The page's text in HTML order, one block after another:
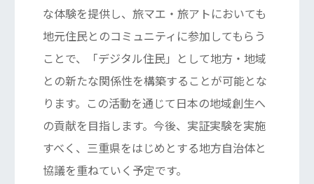
な体験を提供し、旅マエ・旅アトにおいても
地元住⺠とのコミュニティに参加してもらう
ことで、「デジタル住⺠」として地⽅・地域
との新たな関係性を構築することが可能とな
ります。この活動を通じて⽇本の地域創⽣へ
の貢献を⽬指します。今後、実証実験を実施
すべく、三重県をはじめとする地⽅⾃治体と
協議を重ねていく予定です。